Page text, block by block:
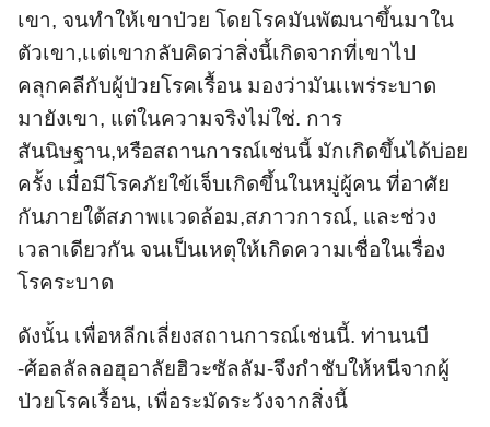
เขา, จนทำให้เขาป่วย โดยโรคมันพัฒนาขึ้นมาใน
ตัวเขา,เเต่เขากลับคิดว่าสิ่งนี้เกิดจากที่เขาไป
คลุกคลีกับผู้ป่วยโรคเรื้อน มองว่ามันเเพร่ระบาด
มายังเขา, แต่ในความจริงไม่ใช่. การ
สันนิษฐาน,หรือสถานการณ์เช่นนี้ มักเกิดขึ้นได้บ่อย
ครั้ง เมื่อมีโรคภัยใข้เจ็บเกิดขึ้นในหมู่ผู้คน ที่อาศัย
กันภายใต้สภาพเเวดล้อม,สภาวการณ์, และช่วง
เวลาเดียวกัน จนเป็นเหตุให้เกิดความเชื่อในเรื่อง
โรคระบาด
ดังนั้น เพื่อหลีกเลี่ยงสถานการณ์เช่นนี้. ท่านนบี
-ศ้อลลัลลอฮุอาลัยฮิวะซัลลัม-จึงกำชับให้หนีจากผู้
ป่วยโรคเรื้อน, เพื่อระมัดระวังจากสิ่งนี้